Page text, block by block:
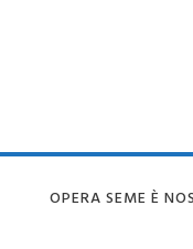
OPERA SEME È